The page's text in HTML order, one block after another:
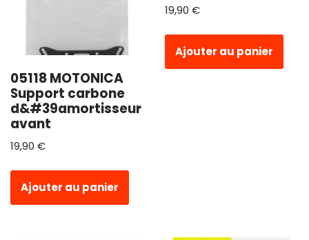
05118 MOTONICA
Support carbone
d&#39amortisseur
avant
19,90 €
Ajouter au panier
19,90 €
Ajouter au panier